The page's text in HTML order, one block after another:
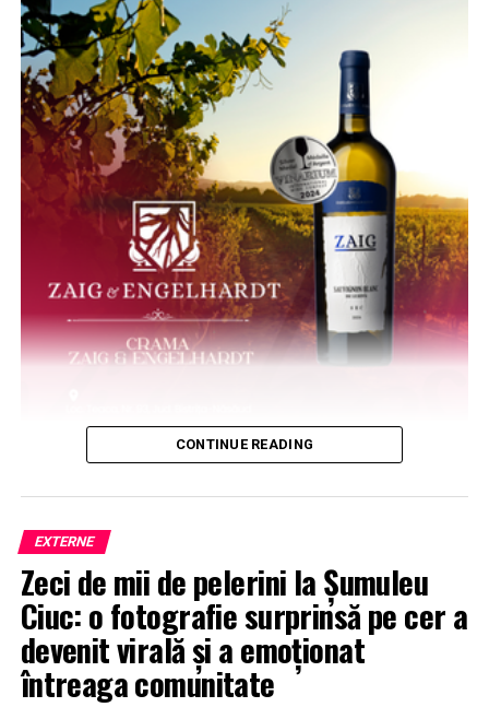
CONTINUE READING
EXTERNE
Zeci de mii de pelerini la Șumuleu
Ciuc: o fotografie surprinsă pe cer a
devenit virală și a emoționat
întreaga comunitate